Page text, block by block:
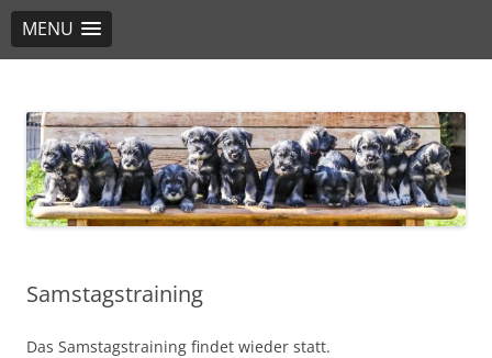
MENU
Samstagstraining
Das Samstagstraining findet wieder statt.